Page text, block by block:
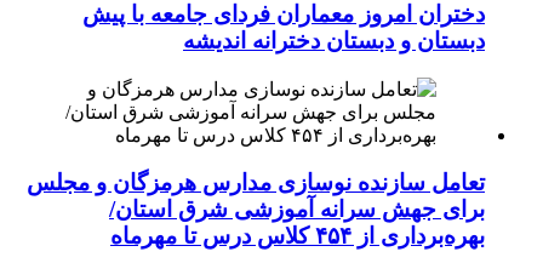
دختران امروز معماران فردای جامعه با پیش
دبستان و دبستان دخترانه اندیشه
تعامل سازنده نوسازی مدارس هرمزگان و مجلس
برای جهش سرانه آموزشی شرق استان/
بهره‌برداری از ۴۵۴ کلاس درس تا مهرماه